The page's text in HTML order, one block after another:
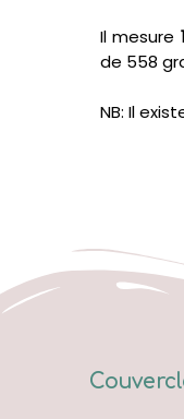
Il mesure
de 558
NB: Il